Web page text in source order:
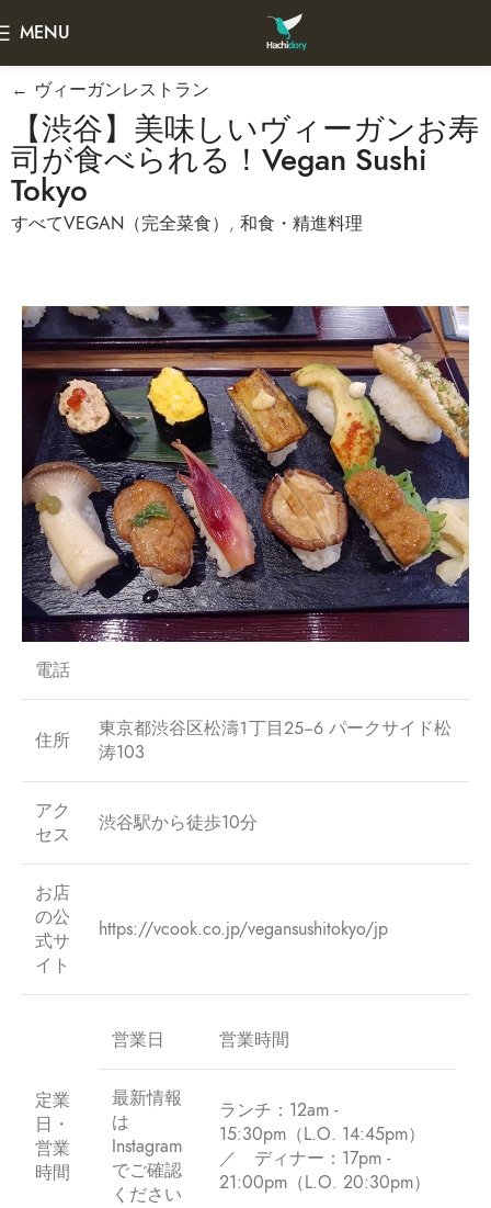
MENU
← ヴィーガンレストラン
【渋谷】美味しいヴィーガンお寿
司が食べられる！Vegan Sushi
Tokyo
すべてVEGAN（完全菜食） , 和食・精進料理
電話
住所
東京都渋谷区松濤１丁目２５−６ パークサイド松
涛103
アク
セス
渋谷駅から徒歩10分
お店
の公
式サ
イト
https://vcook.co.jp/vegansushitokyo/jp
定業
日・
営業
時間
営業日 営業時間
最新情報
は
Instagram
でご確認
ください
ランチ：12am -
15:30pm（L.O. 14:45pm）
／ ディナー：17pm -
21:00pm（L.O. 20:30pm）